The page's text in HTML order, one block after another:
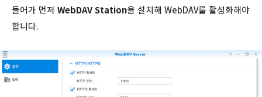
들어가 먼저 WebDAV Station을 설치해 WebDAV를 활성화해야
합니다.